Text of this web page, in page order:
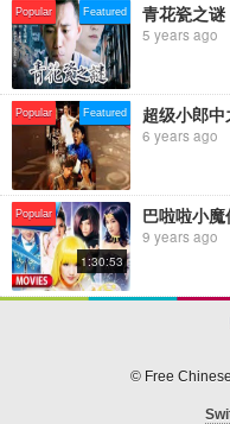
【欢迎订阅中国电影频道】
https://bit.ly/2xtQy1X
--------更多精彩内容等你来--------
★★★电影正片
【Chi-Eng SUB Movie】For
https://bit.ly/2LG1uvN
【周末星影剧场】解决你乏
【高分电影推荐】精选豆瓣高
★★★专题栏目
【影响——改革开放四十年的
http://bit.ly/2Er2X9z
【今日影评 · 表演者言 | 第二
http://bit.ly/2QMwWi6
Popular Featured 青花瓷之谜
5 years ago
Popular Featured 超级小郎
6 years ago
Popular
1:30:53
9 years ago
© Free